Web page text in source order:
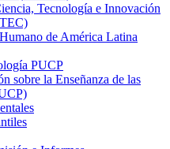
Tecnología e Innovación
de América Latina
PUCP
sobre la Enseñanza de las